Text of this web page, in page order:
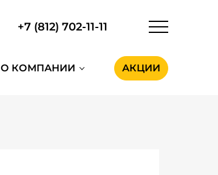
+7 (812) 702-11-11
О КОМПАНИИ АКЦИИ